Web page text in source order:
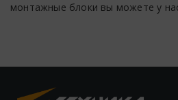
монтажные блоки вы можете у